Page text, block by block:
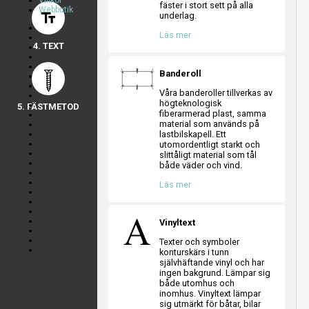
Webbutik
text_fields
4. TEXT
5. FÄSTMETOD
fäster i stort sett på alla
underlag.
Läs mer
Banderoll
Våra banderoller tillverkas av
högteknologisk
fiberarmerad plast, samma
material som används på
lastbilskapell. Ett
utomordentligt starkt och
slittåligt material som tål
både väder och vind.
Läs mer
Vinyltext
Texter och symboler
konturskärs i tunn
självhäftande vinyl och har
ingen bakgrund. Lämpar sig
både utomhus och
inomhus. Vinyltext lämpar
sig utmärkt för båtar, bilar